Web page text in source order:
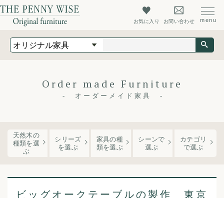
お気に入り お問い合わせ
オリジナル家具
ザ・ペニーワイズについて
初めての方へ
会社概要
Order made Furniture
オーダーメイド家具
天然木の
種類を選
ぶ
シリーズ
を選ぶ
家具の種
類を選ぶ
シーンで
選ぶ
カテゴリ
で選ぶ
ビッグオークテーブルの製作 東京